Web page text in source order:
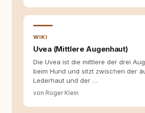
sich dabei immer auf das
Fragen stehen dahinter? Und
fundiert und für unsere Leser
hilfreich sind? Ich glaube,
allein nicht ausreichen. Gute
entstehen dort, wo
Selbstreflexion und
Hinterfragen
WIKI
Uvea (Mittlere Augenhaut)
Die Uvea ist die mittlere der drei
beim Hund und sitzt zwischen der
Lederhaut und der …
von Roger Klein